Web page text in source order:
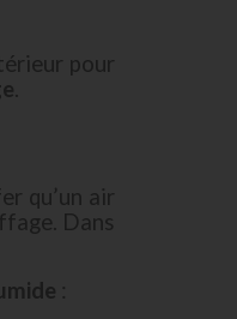
pour
.
qu’un air
Dans
: